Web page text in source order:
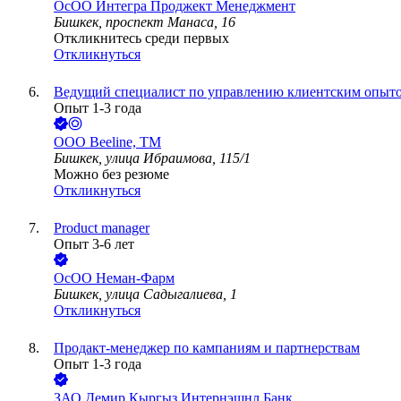
ОсОО Интегра Проджект Менеджмент
Бишкек, проспект Манаса, 16
Откликнитесь среди первых
Откликнуться
Ведущий специалист по управлению клиентским
Опыт 1-3 года
ООО Beeline, ТМ
Бишкек, улица Ибраимова, 115/1
Можно без резюме
Откликнуться
Product manager
Опыт 3-6 лет
ОсОО Неман-Фарм
Бишкек, улица Садыгалиева, 1
Откликнуться
Продакт-менеджер по кампаниям и партнерствам
Опыт 1-3 года